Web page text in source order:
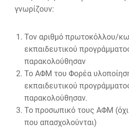
γνωρίζουν:
Τον αριθμό πρωτοκόλλου/
εκπαιδευτικού
παρακολούθησαν
Το ΑΦΜ του Φορέα
εκπαιδευτικού
παρακολούθησαν.
Το προσωπικό τους ΑΦΜ (όχι
που απασχολούνται)